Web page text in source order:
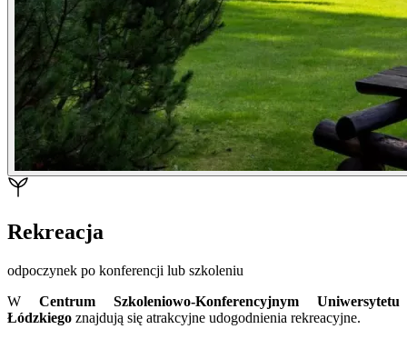
Rekreacja
odpoczynek po konferencji lub szkoleniu
W Centrum Szkoleniowo-Konferencyjnym Uniwersytetu
Łódzkiego znajdują się atrakcyjne udogodnienia rekreacyjne.